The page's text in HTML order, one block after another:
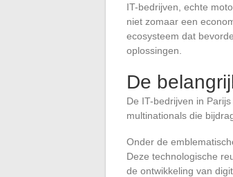
IT-bedrijven, echte
niet zomaar een
ecosysteem dat
oplossingen.
De
De IT-bedrijven in
multinationals die
Onder de
Deze technologische
de ontwikkeling van